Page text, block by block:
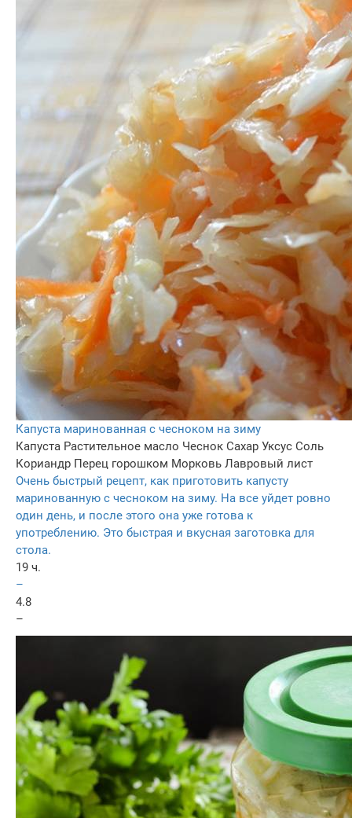
Капуста маринованная с чесноком на зиму
Капуста Растительное масло Чеснок Сахар Уксус Соль
Кориандр Перец горошком Морковь Лавровый лист
Очень быстрый рецепт, как приготовить капусту
маринованную с чесноком на зиму. На все уйдет ровно
один день, и после этого она уже готова к
употреблению. Это быстрая и вкусная заготовка для
стола.
19 ч.
–
4.8
–